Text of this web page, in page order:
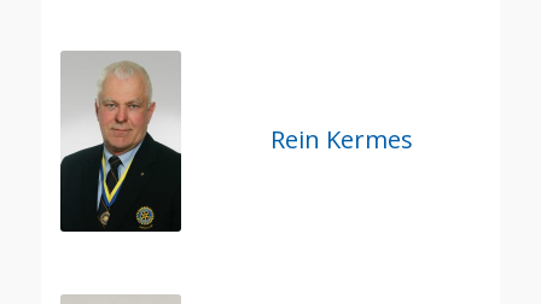
Rein Kermes